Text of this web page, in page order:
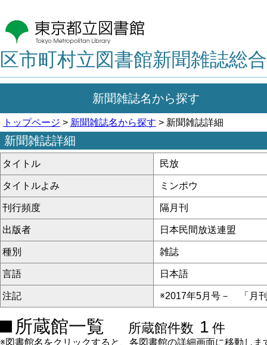
区市町村立図書館新聞雑誌総
新聞雑誌名から探す
トップページ > 新聞雑誌名から探す > 新聞雑誌詳細
新聞雑誌詳細
タイトル 民放
タイトルよみ ミンポウ
刊行頻度 隔月刊
出版者 日本民間放送連盟
種別 雑誌
言語 日本語
注記 ※2017年5月号－ 「月
所蔵館一覧 所蔵館件数 1 件
※図書館名をクリックすると、各図書館の詳細画面に移動しま